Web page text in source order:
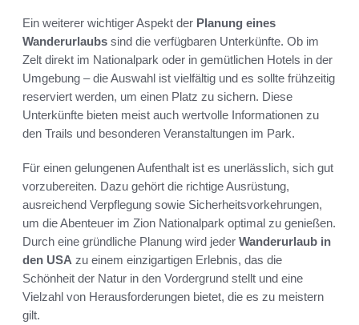
Ein weiterer wichtiger Aspekt der Planung eines
Wanderurlaubs sind die verfügbaren Unterkünfte. Ob im
Zelt direkt im Nationalpark oder in gemütlichen Hotels in der
Umgebung – die Auswahl ist vielfältig und es sollte frühzeitig
reserviert werden, um einen Platz zu sichern. Diese
Unterkünfte bieten meist auch wertvolle Informationen zu
den Trails und besonderen Veranstaltungen im Park.
Für einen gelungenen Aufenthalt ist es unerlässlich, sich gut
vorzubereiten. Dazu gehört die richtige Ausrüstung,
ausreichend Verpflegung sowie Sicherheitsvorkehrungen,
um die Abenteuer im Zion Nationalpark optimal zu genießen.
Durch eine gründliche Planung wird jeder Wanderurlaub in
den USA zu einem einzigartigen Erlebnis, das die
Schönheit der Natur in den Vordergrund stellt und eine
Vielzahl von Herausforderungen bietet, die es zu meistern
gilt.